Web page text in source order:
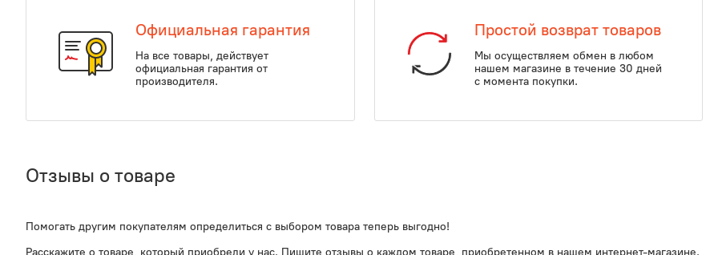
Официальная гарантия
На все товары, действует
официальная гарантия от
производителя.
Простой возврат товаров
Мы осуществляем обмен в любом
нашем магазине в течение 30 дней
с момента покупки.
Отзывы о товаре
Помогать другим покупателям определиться с выбором товара теперь выгодно!
Расскажите о товаре, который приобрели у нас. Пишите отзывы о каждом товаре, приобретенном в нашем интернет-магазине.